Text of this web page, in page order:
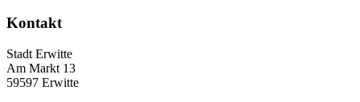
Kontakt
Stadt Erwitte
Am Markt 13
59597 Erwitte